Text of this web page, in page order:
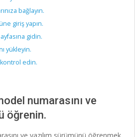
bağlayın.
giriş yapın.
gidin.
yükleyin.
edin.
numarasını ve
öğrenin.